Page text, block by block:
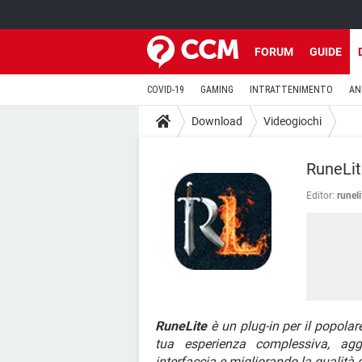
FORUM GUIDE
COVID-19 GAMING INTRATTENIMENTO
Download Videogiochi
Editor:
RuneLiteè un plug-in per il
tua esperienza complessiva,